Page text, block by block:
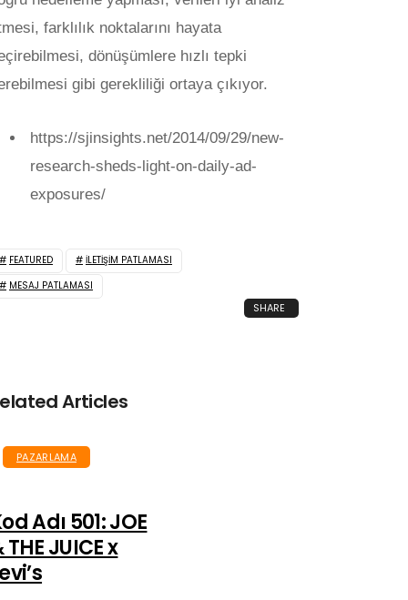
farklılık noktalarını hayata
dönüşümlere hızlı tepki
gibi gerekliliği ortaya çıkıyor.
https://sjinsights.net/2014/09/29/new-
research-sheds-light-on-daily-ad-
exposures/
FEATURED
ILETIŞIM PATLAMASI
MESAJ PATLAMASI
SHARE
Articles
PAZARLAMA
Adı 501: JOE
THE JUICE x